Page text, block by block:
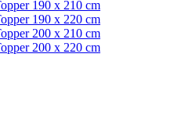
190 x 210 cm
190 x 220 cm
200 x 210 cm
200 x 220 cm